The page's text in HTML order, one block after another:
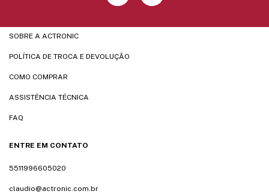
SOBRE A ACTRONIC
POLÍTICA DE TROCA E DEVOLUÇÃO
COMO COMPRAR
ASSISTÊNCIA TÉCNICA
FAQ
ENTRE EM CONTATO
5511996605020
claudio@actronic.com.br